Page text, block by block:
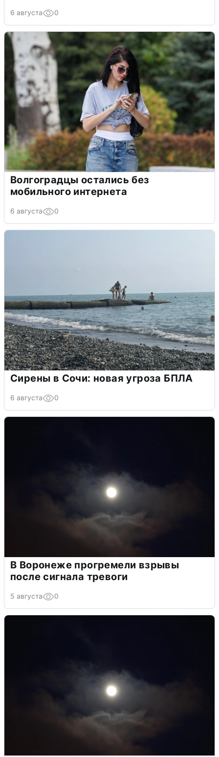
6 августа 0
Волгоградцы остались без
мобильного интернета
6 августа 0
Сирены в Сочи: новая угроза БПЛА
6 августа 0
В Воронеже прогремели взрывы
после сигнала тревоги
5 августа 0